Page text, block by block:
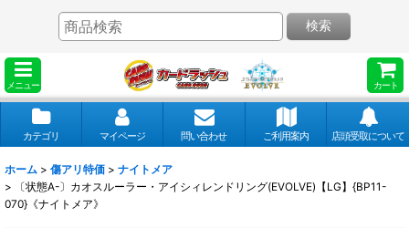
メニュー カート
検索
カテゴリ マイページ 問い合わせ ご利用案内 店頭受取について
ホーム > 傷アリ特価 > ナイトメア
>
〔状態A-〕カオスルーラー・アイシィレンドリング(EVOLVE)【LG】{BP11-
070}《ナイトメア》